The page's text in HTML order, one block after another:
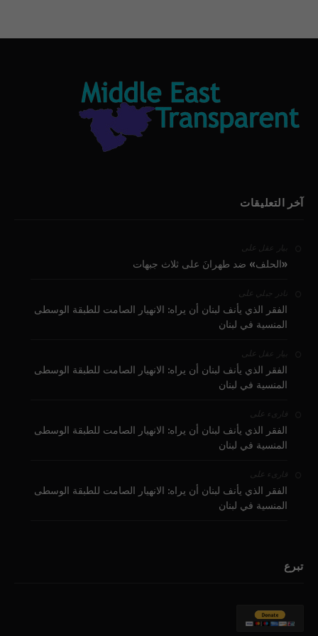
آخر التعليقات
بيار عقل على
«الحلف» ضد طهرانَ على ثلاث جبهات
نادر جبلي على
الفقر الذي يأنف لبنان أن يراه: الانهيار الصامت للطبقة الوسطى
المنسية في لبنان
بيار عقل على
الفقر الذي يأنف لبنان أن يراه: الانهيار الصامت للطبقة الوسطى
المنسية في لبنان
قارىء على
الفقر الذي يأنف لبنان أن يراه: الانهيار الصامت للطبقة الوسطى
المنسية في لبنان
قارىء على
الفقر الذي يأنف لبنان أن يراه: الانهيار الصامت للطبقة الوسطى
المنسية في لبنان
تبرع